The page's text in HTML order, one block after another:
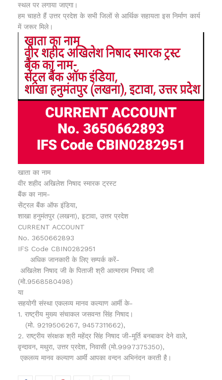
स्थल पर लगाया जाएगा।
हम चाहते हैं उत्तर प्रदेश के सभी जिलों से आर्थिक सहायता इस निर्माण कार्य
में जरूर मिले।
खाता का नाम
वीर शहीद अखिलेश निषाद स्मारक ट्रस्ट
बैंक का नाम-
सेंट्रल बैंक ऑफ इंडिया,
शाखा हनुमंतपुर (लखना), इटावा, उत्तर प्रदेश
CURRENT ACCOUNT
No. 3650662893
IFS Code CBIN0282951
अधिक जानकारी के लिए सम्पर्क करें-
अखिलेश निषाद जी के पिताजी श्री आत्माराम निषाद जी
(मो.9568580498)
या
सहयोगी संस्था एकलव्य मानव कल्याण आर्मी के-
1. राष्ट्रीय मुख्य संचाकल जसवन्त सिंह निषाद।
(मो. 9219506267, 9457311662),
2. राष्ट्रीय संरक्षक श्री महेंद्र सिंह निषाद जी-मूर्ति बनबाकर देने वाले,
वृन्दावन, मथुरा, उत्तर प्रदेश, निवासी (मो.9997375350),
एकलव्य मानव कल्याण आर्मी आपका वन्दन अभिनंदन करती है।